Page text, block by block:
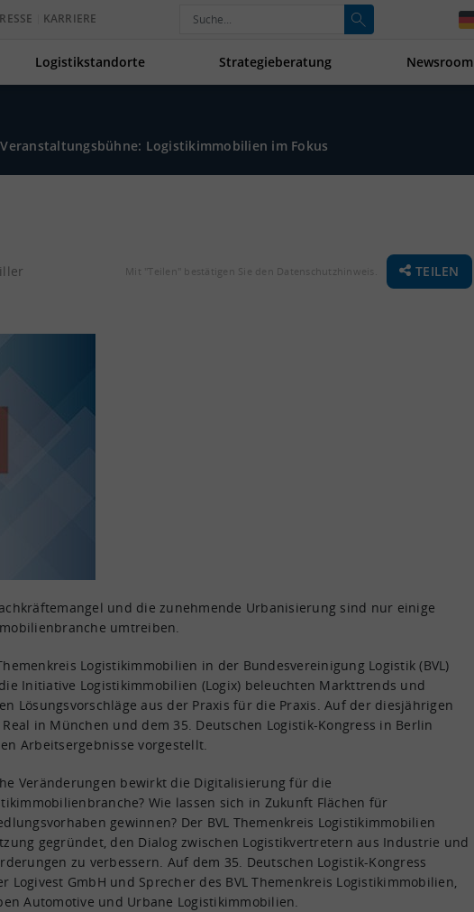
KARRIERE
Logistikstandorte Strategieberatung Newsroom
Logistikimmobilien im Fokus
Mit "Teilen" bestätigen Sie den Datenschutzhinweis. TEILEN
und die zunehmende Urbanisierung sind nur einige
umtreiben.
Logistikimmobilien in der Bundesvereinigung Logistik (BVL)
Initiative Logistikimmobilien (Logix) beleuchten Markttrends und
Lösungsvorschläge aus der Praxis für die Praxis. Auf der diesjährigen
Real in München und dem 35. Deutschen Logistik-Kongress in Berlin
Arbeitsergebnisse vorgestellt.
Veränderungen bewirkt die Digitalisierung für die
Wie lassen sich in Zukunft Flächen für
gewinnen? Der BVL Themenkreis Logistikimmobilien
gegründet, den Dialog zwischen Logistikvertretern aus Industrie und
zu verbessern. Auf dem 35. Deutschen Logistik-Kongress
GmbH und Sprecher des BVL Themenkreis Logistikimmobilien,
Automotive und Urbane Logistikimmobilien.